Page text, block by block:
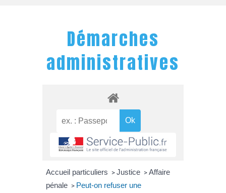
Démarches
administratives
Accueil particuliers > Justice > Affaire
pénale > Peut-on refuser une